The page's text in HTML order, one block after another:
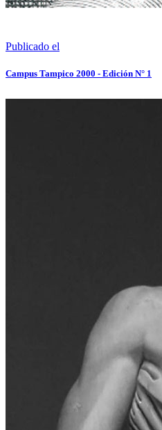
Publicado el
Campus Tampico 2000 - Edición N° 1